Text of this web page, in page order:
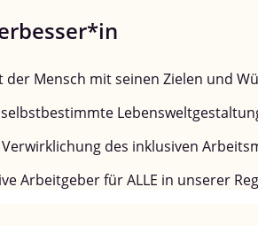
Mensch mit seinen Zielen und
des inklusiven
Arbeitgeber für ALLE in unserer